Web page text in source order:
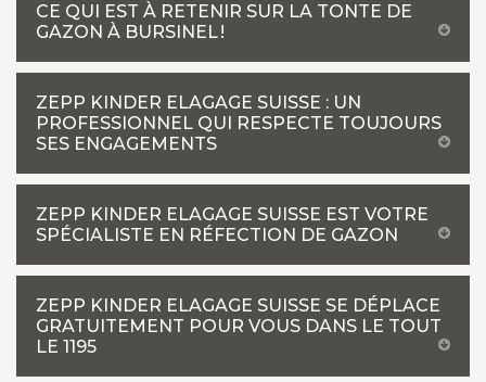
CE QUI EST À RETENIR SUR LA TONTE DE
GAZON À BURSINEL !
ZEPP KINDER ELAGAGE SUISSE : UN
PROFESSIONNEL QUI RESPECTE TOUJOURS
SES ENGAGEMENTS
ZEPP KINDER ELAGAGE SUISSE EST VOTRE
SPÉCIALISTE EN RÉFECTION DE GAZON
ZEPP KINDER ELAGAGE SUISSE SE DÉPLACE
GRATUITEMENT POUR VOUS DANS LE TOUT
LE 1195